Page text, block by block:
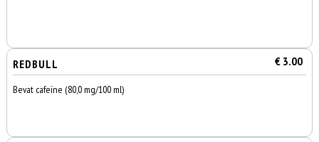
REDBULL € 3.00
Bevat cafeïne (80,0 mg/100 ml)